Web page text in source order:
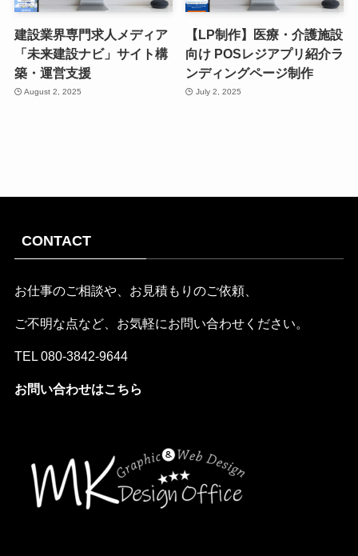
建設業界専門求人メディア
「未来建設ナビ」サイト構
築・運営支援
August 2, 2025
【LP制作】医療・介護施設
向け POSレジアプリ紹介ラ
ンディングページ制作
July 2, 2025
CONTACT
お仕事のご相談や、お見積もりのご依頼、
ご不明な点など、お気軽にお問い合わせください。
TEL 080-3842-9644
お問い合わせはこちら